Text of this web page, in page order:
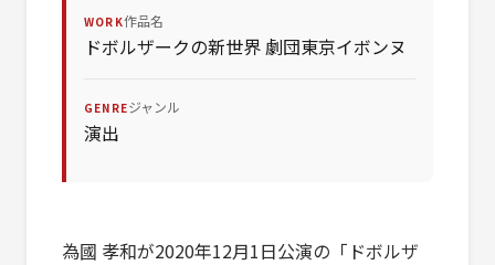
WORK作品名
ドボルザークの新世界 劇団東京イボンヌ
GENREジャンル
演出
為國 孝和が2020年12月1日公演の「ドボルザ